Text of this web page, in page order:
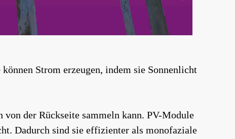
Strom erzeugen, indem sie Sonnenlicht
der Rückseite sammeln kann. PV-Module
Dadurch sind sie effizienter als monofaziale